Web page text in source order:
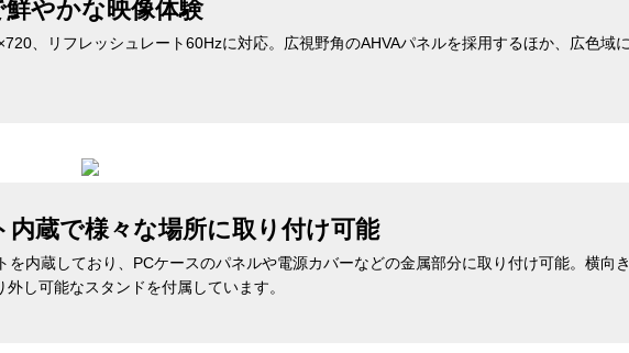
鮮やかな映像体験
、リフレッシュレート60Hzに対応。広視野角のAHVAパネルを採用するほか、広色域
内蔵で様々な場所に取り付け可能
を内蔵しており、PCケースのパネルや電源カバーなどの金属部分に取り付け可能。横向
外し可能なスタンドを付属しています。